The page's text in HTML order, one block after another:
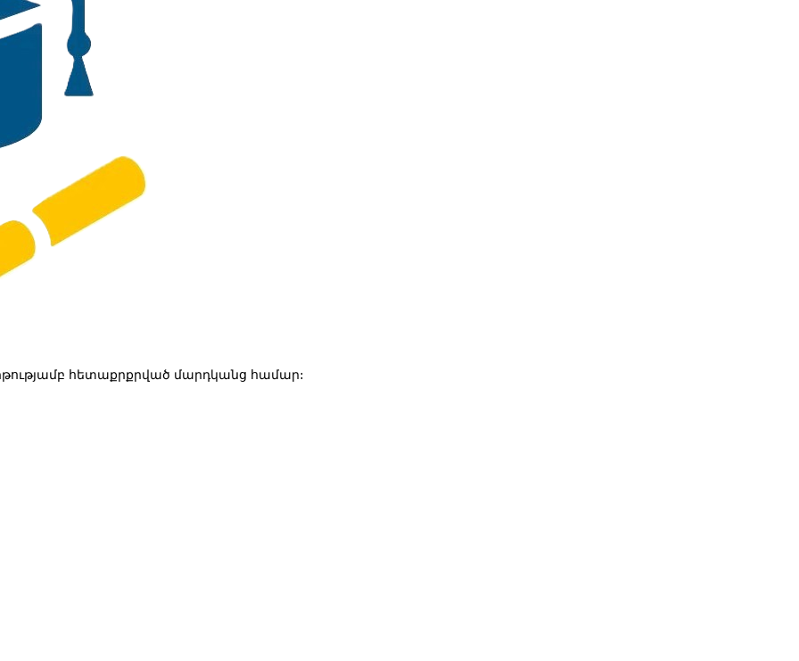
հետաքրքրված մարդկանց համար: